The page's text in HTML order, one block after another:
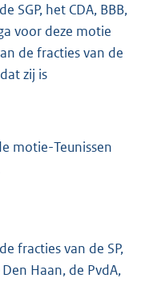
SGP, het CDA, BBB,
voor deze motie
de fracties van de
zij is
motie-Teunissen
fracties van de SP,
Haan, de PvdA,